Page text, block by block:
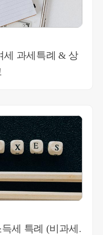
세 과세특례 & 상
세 특례 (비과세.